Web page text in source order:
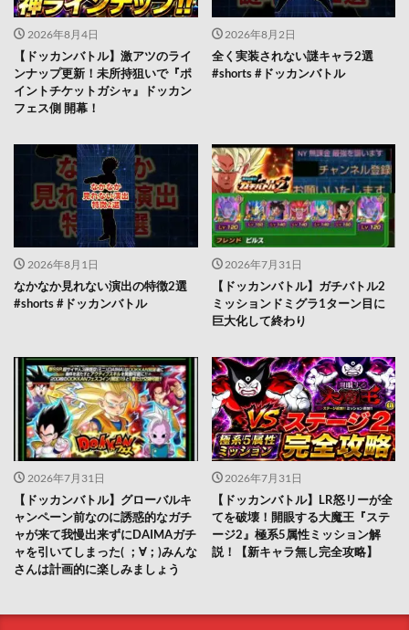
2026年8月4日
【ドッカンバトル】激アツのライ
ンナップ更新！未所持狙いで『ポ
イントチケットガシャ』ドッカン
フェス側 開幕！
2026年8月2日
全く実装されない謎キャラ2選
#shorts #ドッカンバトル
2026年8月1日
なかなか見れない演出の特徴2選
#shorts #ドッカンバトル
2026年7月31日
【ドッカンバトル】ガチバトル2
ミッションドミグラ1ターン目に
巨大化して終わり
2026年7月31日
【ドッカンバトル】グローバルキ
ャンペーン前なのに誘惑的なガチ
ャが来て我慢出来ずにDAIMAガチ
ャを引いてしまった(⁠ ⁠；⁠∀⁠；⁠)みんな
さんは計画的に楽しみましょう
2026年7月31日
【ドッカンバトル】LR怒リーが全
てを破壊！開眼する大魔王『ステ
ージ2』極系5属性ミッション解
説！【新キャラ無し完全攻略】